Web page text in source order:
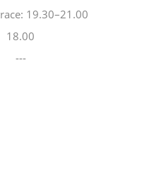
19.30–21.00
18.00
---